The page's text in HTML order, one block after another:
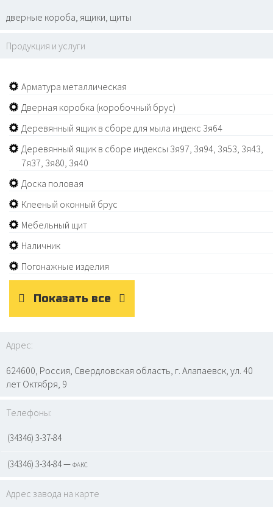
дверные короба, ящики, щиты
Продукция и услуги
Арматура металлическая
Дверная коробка (коробочный брус)
Деревянный ящик в сборе для мыла индекс 3я64
Деревянный ящик в сборе индексы 3я97, 3я94, 3я53, 3я43,
7я37, 3я80, 3я40
Доска половая
Клееный оконный брус
Мебельный щит
Наличник
Погонажные изделия
Показать все
Адрес:
624600, Россия, Свердловская область, г. Алапаевск, ул. 40
лет Октября, 9
Телефоны:
(34346) 3-37-84
(34346) 3-34-84 — факс
Адрес завода на карте